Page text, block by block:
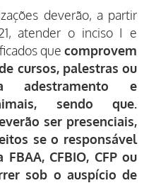
deverão, a partir
atender o inciso I e
que comprovem
cursos, palestras ou
adestramento e
sendo que.
ser presenciais,
se o responsável
CFBIO, CFP ou
sob o auspício de